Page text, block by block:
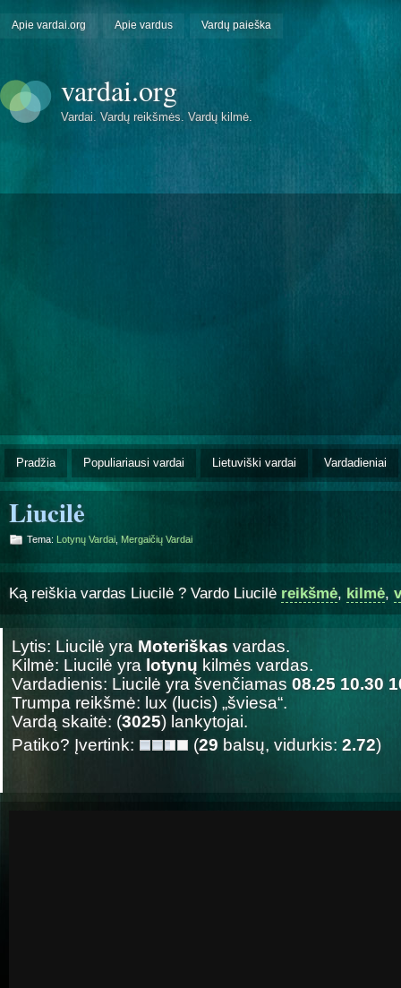
Apie vardai.org Apie vardus Vardų paieška
vardai.org
Vardai. Vardų reikšmės. Vardų kilmė.
Pradžia Populiariausi vardai Lietuviški vardai Vardadieniai
Liucilė
Tema: Lotynų Vardai Mergaičių Vardai
Ką reiškia vardas Liucilė ? Vardo Liucilė reikšmė, kilmė,
Lytis: Liucilė yra Moteriškas vardas.
Kilmė: Liucilė yra lotynų kilmės vardas.
Vardadienis: Liucilė yra švenčiamas 08.25 10.30
Trumpa reikšmė: lux (lucis) „šviesa“.
Vardą skaitė: (3025) lankytojai.
Patiko? Įvertink:
(29 balsų, vidurkis: 2.72)